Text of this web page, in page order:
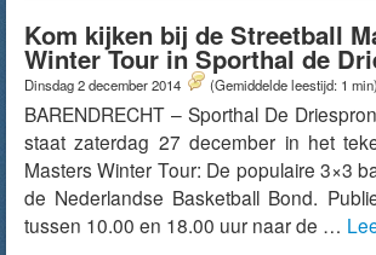
Kom kijken bij de Streetball
Winter Tour in Sporthal de
Dinsdag 2 december 2014 (Gemiddelde leestijd: 1 min)
BARENDRECHT – Sporthal De
staat zaterdag 27 december in het
Masters Winter Tour: De populaire 3×3
de Nederlandse Basketball Bond.
tussen 10.00 en 18.00 uur naar de …